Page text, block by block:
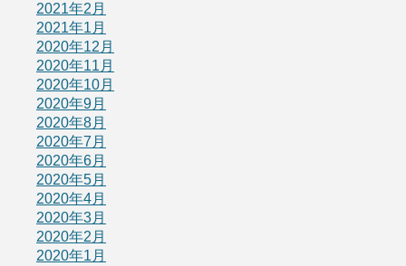
2021年2月
2021年1月
2020年12月
2020年11月
2020年10月
2020年9月
2020年8月
2020年7月
2020年6月
2020年5月
2020年4月
2020年3月
2020年2月
2020年1月